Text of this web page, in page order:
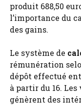
produit 688,50
l’importance du
des gains.
Le système de
rémunération
dépôt effectué
à partir du 16.
génèrent des